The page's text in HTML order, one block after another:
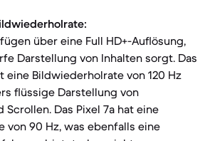
über eine Full HD+-Auflösung,
Darstellung von Inhalten sorgt. Das
eine Bildwiederholrate von 120 Hz
flüssige Darstellung von
Scrollen. Das Pixel 7a hat eine
von 90 Hz, was ebenfalls eine